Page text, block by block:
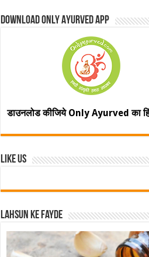
Download Only Ayurved App
डाउनलोड कीजिये Only Ayurved का
Like Us
Lahsun ke fayde